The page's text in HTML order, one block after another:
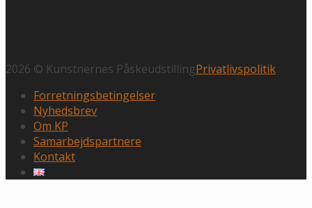
2026 © Kunstnernes PåskeudstillingPrivatlivspolitik
Forretningsbetingelser
Nyhedsbrev
Om KP
Samarbejdspartnere
Kontakt